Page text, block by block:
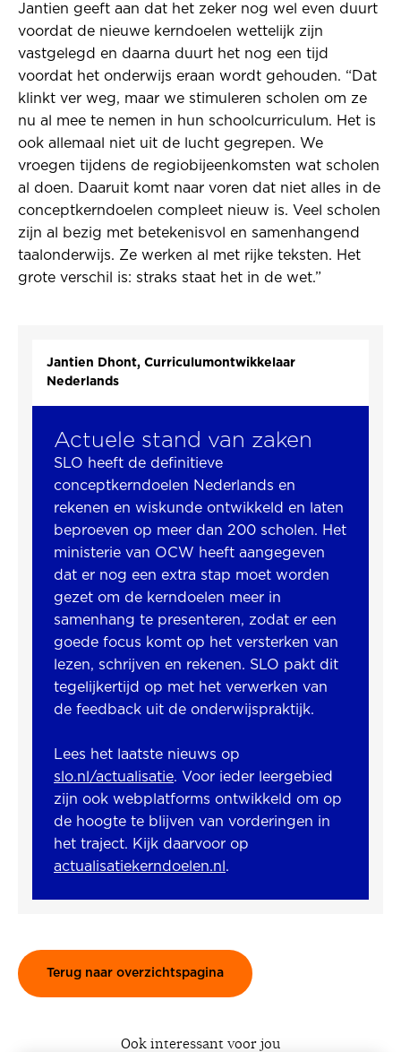
Jantien geeft aan dat het zeker nog wel even duurt
voordat de nieuwe kerndoelen wettelijk zijn
vastgelegd en daarna duurt het nog een tijd
voordat het onderwijs eraan wordt gehouden. “Dat
klinkt ver weg, maar we stimuleren scholen om ze
nu al mee te nemen in hun schoolcurriculum. Het is
ook allemaal niet uit de lucht gegrepen. We
vroegen tijdens de regiobijeenkomsten wat scholen
al doen. Daaruit komt naar voren dat niet alles in de
conceptkerndoelen compleet nieuw is. Veel scholen
zijn al bezig met betekenisvol en samenhangend
taalonderwijs. Ze werken al met rijke teksten. Het
grote verschil is: straks staat het in de wet.”
Jantien Dhont, Curriculumontwikkelaar
Nederlands
Actuele stand van zaken
SLO heeft de definitieve
conceptkerndoelen Nederlands en
rekenen en wiskunde ontwikkeld en laten
beproeven op meer dan 200 scholen. Het
ministerie van OCW heeft aangegeven
dat er nog een extra stap moet worden
gezet om de kerndoelen meer in
samenhang te presenteren, zodat er een
goede focus komt op het versterken van
lezen, schrijven en rekenen. SLO pakt dit
tegelijkertijd op met het verwerken van
de feedback uit de onderwijspraktijk.
Lees het laatste nieuws op
slo.nl/actualisatie. Voor ieder leergebied
zijn ook webplatforms ontwikkeld om op
de hoogte te blijven van vorderingen in
het traject. Kijk daarvoor op
actualisatiekerndoelen.nl .
Terug naar overzichtspagina
Ook interessant voor jou